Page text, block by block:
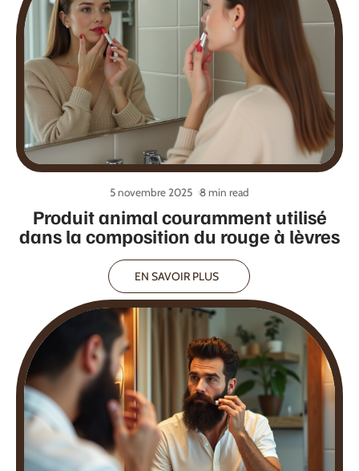
Produit animal couramment utilisé
dans la composition du rouge à lèvres
5 novembre 2025 8 min read
EN SAVOIR PLUS